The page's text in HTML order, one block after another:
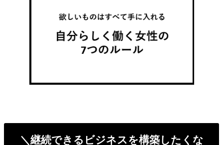
＼継続できるビジネスを構築したくな